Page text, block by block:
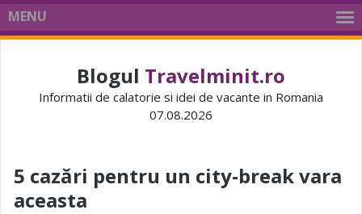
MENU
Blogul Travelminit.ro
Informatii de calatorie si idei de vacante in Romania
07.08.2026
5 cazări pentru un city-break vara
aceasta